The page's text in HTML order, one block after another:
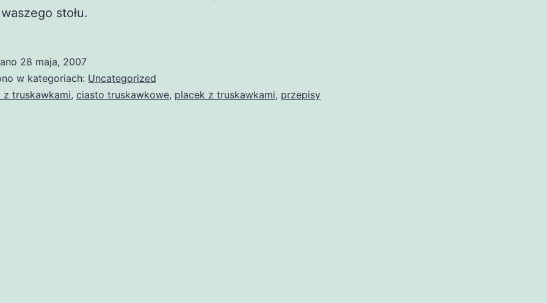
stołu.
28 maja, 2007
w kategoriach: Uncategorized
z truskawkami, ciasto truskawkowe, placek z truskawkami, przepisy